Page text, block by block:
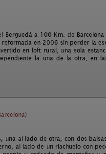
Berguedà a 100 Km. de
reformada en 2006 sin perder la
en loft rural, una sola
la una de la otra, en
una al lado de otra, con dos
al lado de un riachuelo con